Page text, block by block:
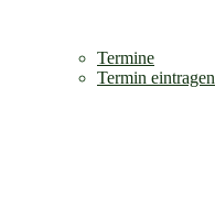
Termine
Termin eintragen